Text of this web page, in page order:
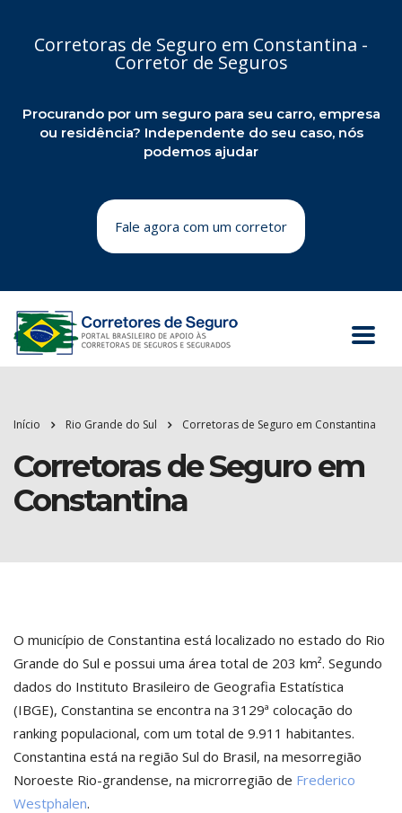
Corretoras de Seguro em Constantina -
Corretor de Seguros
Procurando por um seguro para seu carro, empresa
ou residência? Independente do seu caso, nós
podemos ajudar
Fale agora com um corretor
Início Rio Grande do Sul Corretoras de Seguro em Constantina
Corretoras de Seguro em
Constantina
O município de Constantina está localizado no estado do Rio
Grande do Sul e possui uma área total de 203 km². Segundo
dados do Instituto Brasileiro de Geografia Estatística
(IBGE), Constantina se encontra na 3129ª colocação do
ranking populacional, com um total de 9.911 habitantes.
Constantina está na região Sul do Brasil, na mesorregião
Noroeste Rio-grandense, na microrregião de Frederico
Westphalen.